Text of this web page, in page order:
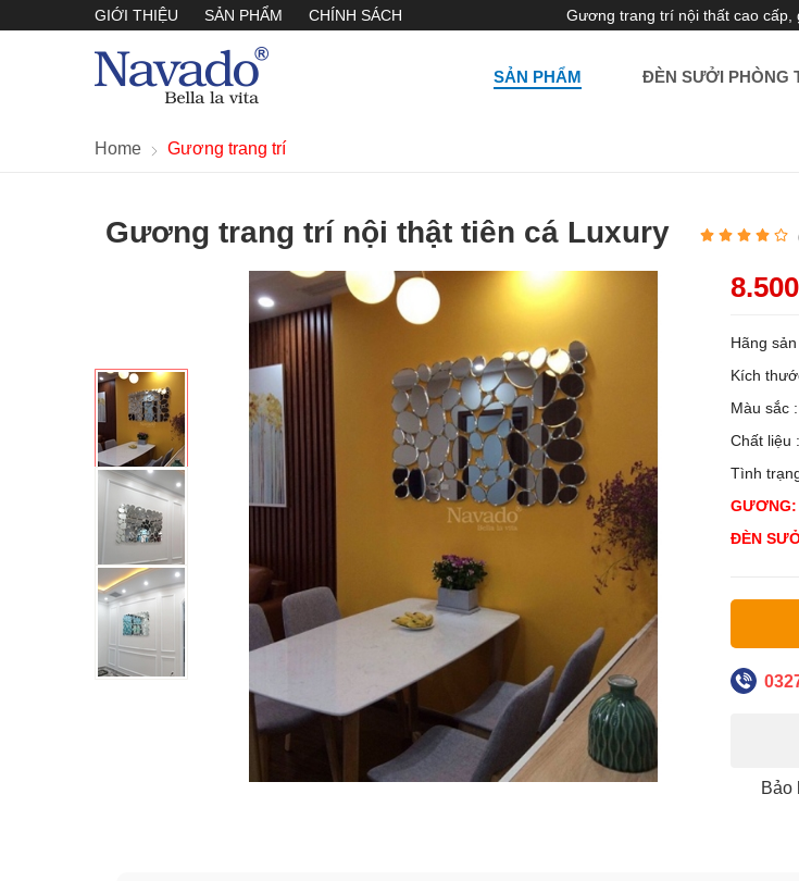
GIỚI THIỆU SẢN PHẨM CHÍNH SÁCH Gương trang trí nội thất cao cấp,
SẢN PHẨM ĐÈN SƯỞI PHÒNG
Home Gương trang trí
Gương trang trí nội thật tiên cá Luxury
Hãng
Kích
Màu sắc
Chất liệu
Tình
GƯƠNG:
ĐÈN
Bảo